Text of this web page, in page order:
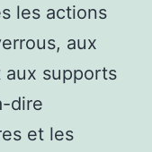
les actions
aux
aux supports
dire
et les